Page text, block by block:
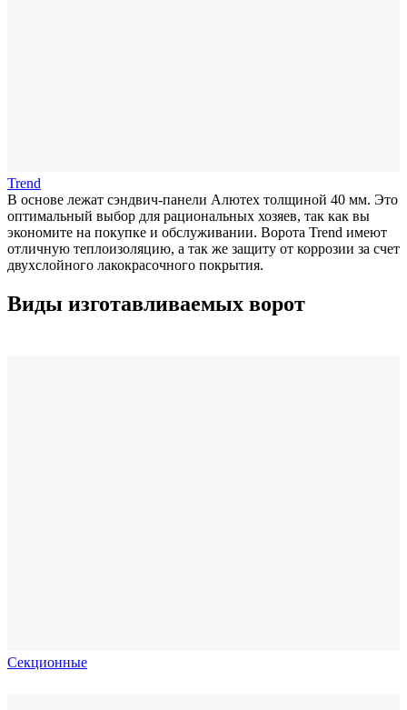
Trend
В основе лежат сэндвич-панели Алютех толщиной 40 мм. Это
оптимальный выбор для рациональных хозяев, так как вы
экономите на покупке и обслуживании. Ворота Trend имеют
отличную теплоизоляцию, а так же защиту от коррозии за счет
двухслойного лакокрасочного покрытия.
Виды изготавливаемых ворот
Секционные